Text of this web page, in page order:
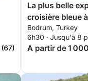
(67)
La plus belle
croisière bleue
proposée par
Bodrum, Turkey
6h30 · Jusqu'à 8
A partir de 1